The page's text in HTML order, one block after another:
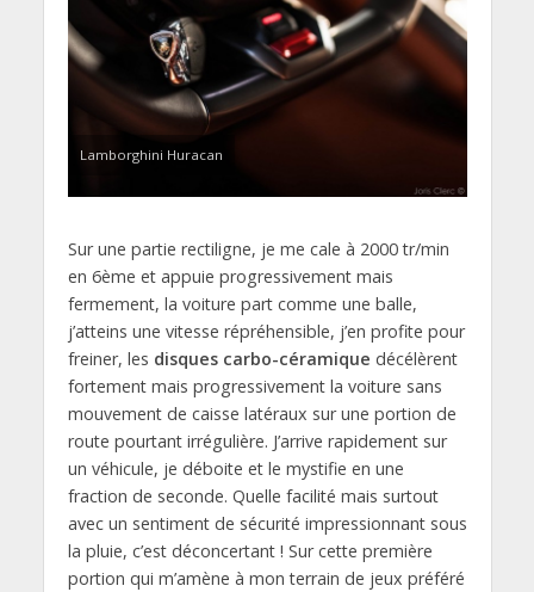
Lamborghini Huracan
Sur une partie rectiligne, je me cale à 2000 tr/min
en 6ème et appuie progressivement mais
fermement, la voiture part comme une balle,
j’atteins une vitesse répréhensible, j’en profite pour
freiner, les disques carbo-céramique décélèrent
fortement mais progressivement la voiture sans
mouvement de caisse latéraux sur une portion de
route pourtant irrégulière. J’arrive rapidement sur
un véhicule, je déboite et le mystifie en une
fraction de seconde. Quelle facilité mais surtout
avec un sentiment de sécurité impressionnant sous
la pluie, c’est déconcertant ! Sur cette première
portion qui m’amène à mon terrain de jeux préféré